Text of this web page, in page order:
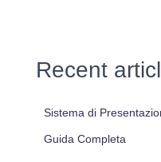
Recent
Sistema di
Guida Completa